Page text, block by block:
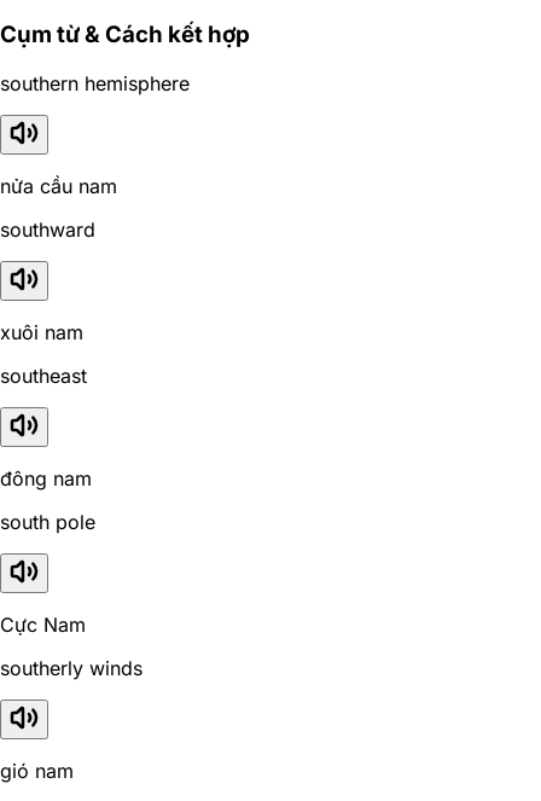
Cụm từ & Cách kết hợp
southern hemisphere
nửa cầu nam
southward
xuôi nam
southeast
đông nam
south pole
Cực Nam
southerly winds
gió nam